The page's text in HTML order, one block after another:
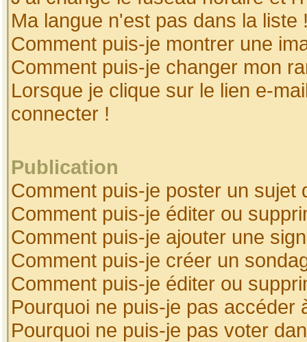
Ma langue n'est pas dans la liste
Comment puis-je montrer une
Comment puis-je changer mon
Lorsque je clique sur le lien e-
connecter !
Publication
Comment puis-je poster un sujet
Comment puis-je éditer ou
Comment puis-je ajouter une
Comment puis-je créer un
Comment puis-je éditer ou
Pourquoi ne puis-je pas accéder
Pourquoi ne puis-je pas voter